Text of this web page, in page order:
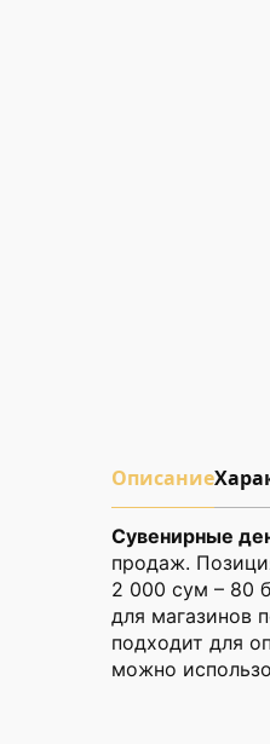
Описание
Сувенирные
продаж.
2 000 сум – 80
для магазинов
подходит для
можно